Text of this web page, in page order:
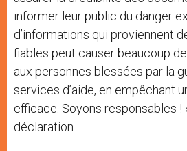
informer leur public du danger
d’informations qui proviennent
fiables peut causer beaucoup
aux personnes blessées par la
services d’aide, en empêchant
efficace. Soyons responsables !
déclaration.